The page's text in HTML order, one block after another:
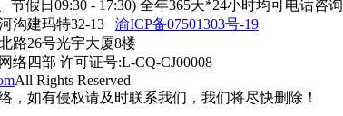
节假日09:30 - 17:30) 全年365天*24小时均可电话咨询
沟建玛特32-13 渝ICP备07501303号-19
路26号光宇大厦8楼
络四部 许可证号:L-CQ-CJ00008
All Rights Reserved
，如有侵权请及时联系我们，我们将尽快删除！